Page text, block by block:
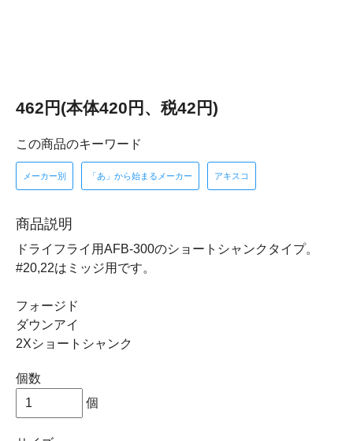
462円(本体420円、税42円)
この商品のキーワード
メーカー別 「あ」から始まるメーカー アキスコ
商品説明
ドライフライ用AFB-300のショートシャンクタイプ。
#20,22はミッジ用です。
フォージド
ダウンアイ
2Xショートシャンク
個数
個